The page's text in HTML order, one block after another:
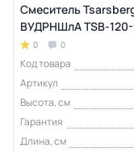
Смеситель
ВУДРНШлА TSB-
0 0
Код товара
Артикул
Высота, см
Гарантия
Длина, см